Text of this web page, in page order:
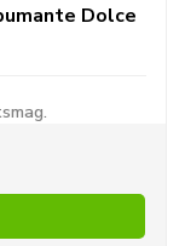
Dolce